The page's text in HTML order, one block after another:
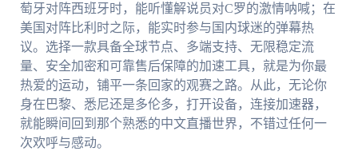
萄牙对阵西班牙时，能听懂解说员对C罗的激情呐喊；在
美国对阵比利时之际，能实时参与国内球迷的弹幕热
议。选择一款具备全球节点、多端支持、无限稳定流
量、安全加密和可靠售后保障的加速工具，就是为你最
热爱的运动，铺平一条回家的观赛之路。从此，无论你
身在巴黎、悉尼还是多伦多，打开设备，连接加速器，
就能瞬间回到那个熟悉的中文直播世界，不错过任何一
次欢呼与感动。